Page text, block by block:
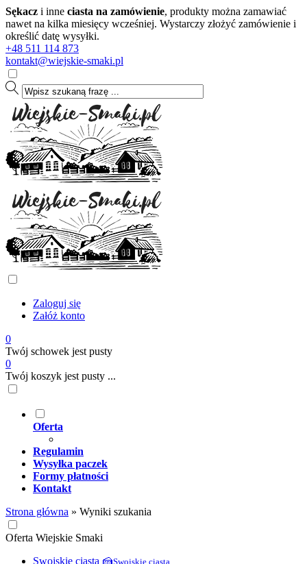
Sękacz i inne ciasta na zamówienie, produkty można zamawiać
nawet na kilka miesięcy wcześniej. Wystarczy złożyć zamówienie i
określić datę wysyłki.
+48 511 114 873
kontakt@wiejskie-smaki.pl
Zaloguj się
Załóż konto
0
Twój schowek jest pusty
0
Twój koszyk jest pusty ...
Oferta
Regulamin
Wysyłka paczek
Formy płatności
Kontakt
Strona główna » Wyniki szukania
Oferta Wiejskie Smaki
Swojskie ciasta 🍰Swojskie ciasta